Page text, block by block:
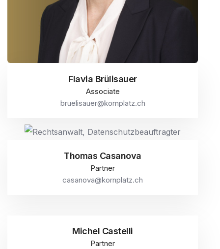
Flavia Brülisauer
Associate
bruelisauer@kornplatz.ch
Thomas Casanova
Partner
casanova@kornplatz.ch
Michel Castelli
Partner